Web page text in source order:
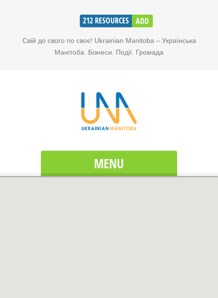
212 RESOURCES ADD
Свій до свого по своє! Ukrainian Manitoba – Українська
Манітоба. Бізнеси. Події. Громада
MENU